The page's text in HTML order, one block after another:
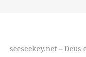
seeseekey.net – Deus